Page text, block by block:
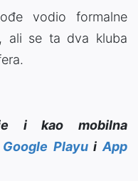
vodio formalne
ali se ta dva kluba
je i kao mobilna
Google PlayuiApp